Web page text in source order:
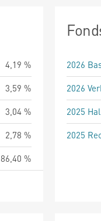
4,19 %
3,59 %
3,04 %
2,78 %
86,40 %
2026
2026
2025
2025